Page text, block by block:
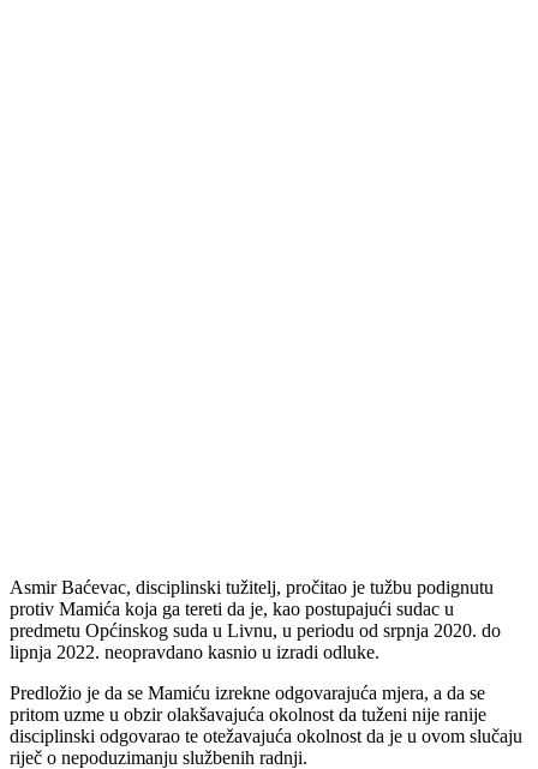
Asmir Baćevac, disciplinski tužitelj, pročitao je tužbu podignutu
protiv Mamića koja ga tereti da je, kao postupajući sudac u
predmetu Općinskog suda u Livnu, u periodu od srpnja 2020. do
lipnja 2022. neopravdano kasnio u izradi odluke.
Predložio je da se Mamiću izrekne odgovarajuća mjera, a da se
pritom uzme u obzir olakšavajuća okolnost da tuženi nije ranije
disciplinski odgovarao te otežavajuća okolnost da je u ovom slučaju
riječ o nepoduzimanju službenih radnji.